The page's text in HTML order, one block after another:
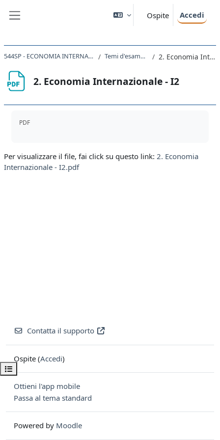
Ospite Accedi
Apri indice del corso
544SP - ECONOMIA INTERNAZIONALE (AA 2022-2023) Temi d'esame AA 2020-2021 2. Economia Internazionale - I2
2. Economia Internazionale - I2
PDF
Per visualizzare il file, fai click su questo link: 2. Economia
Internazionale - I2.pdf
Contatta il supporto
Ospite (Accedi)
Ottieni l'app mobile
Passa al tema standard
Powered by Moodle